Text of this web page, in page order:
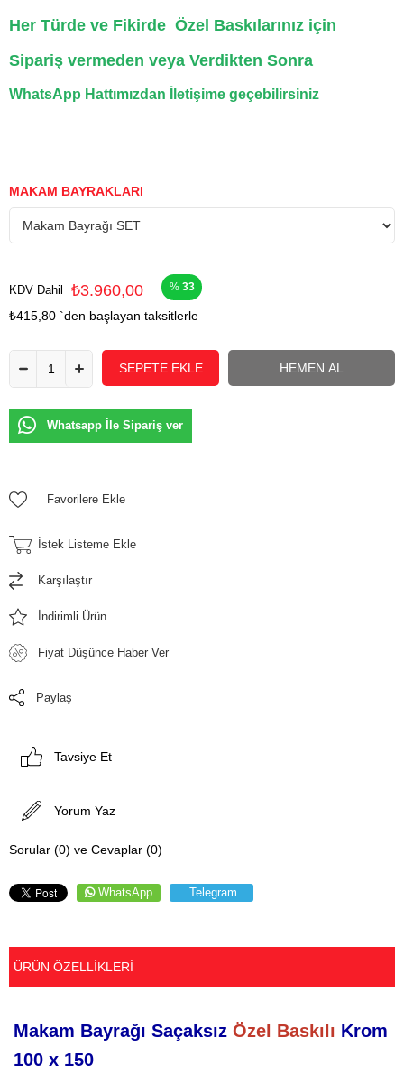
Her Türde ve Fikirde Özel Baskılarınız için
Sipariş vermeden veya Verdikten Sonra
WhatsApp Hattımızdan İletişime geçebilirsiniz
MAKAM BAYRAKLARI
KDV Dahil ₺3.960,00 33
₺415,80 `den başlayan taksitlerle
Whatsapp İle Sipariş ver
Favorilere Ekle
İstek Listeme Ekle
Karşılaştır
İndirimli Ürün
Fiyat Düşünce Haber Ver
Paylaş
Tavsiye Et
Yorum Yaz
Sorular (0) ve Cevaplar (0)
WhatsApp Telegram
ÜRÜN ÖZELLIKLERI
Makam Bayrağı Saçaksız Özel Baskılı Krom
100 x 150